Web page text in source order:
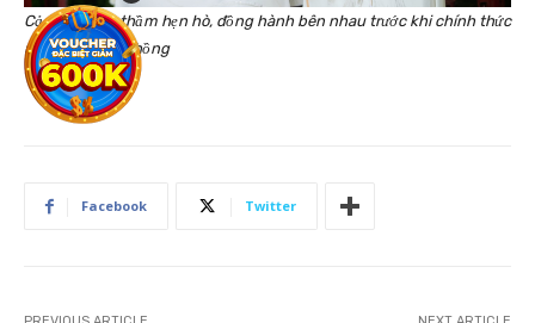
Cả hai đã âm thầm hẹn hò, đồng hành bên nhau trước khi chính thức
nên duyên vợ chồng
Facebook Twitter